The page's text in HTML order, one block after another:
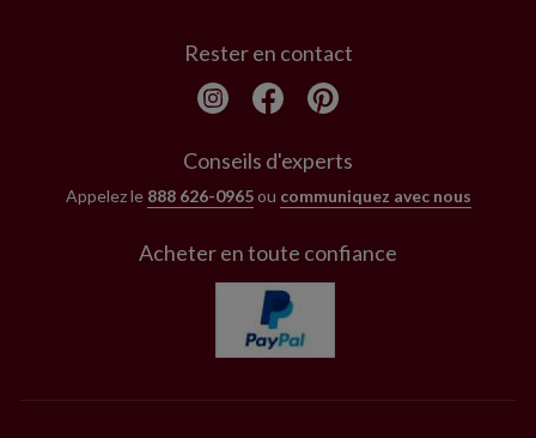
Rester en contact
Conseils d'experts
Appelez le 888 626-0965ou communiquez avec nous
Acheter en toute confiance